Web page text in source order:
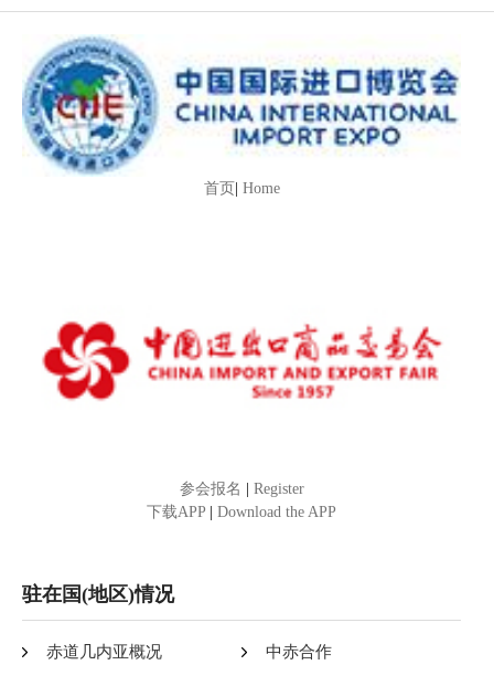
首页 Home
参会报名 | Register
下载APP | Download the APP
驻在国(地区)情况
赤道几内亚概况 中赤合作